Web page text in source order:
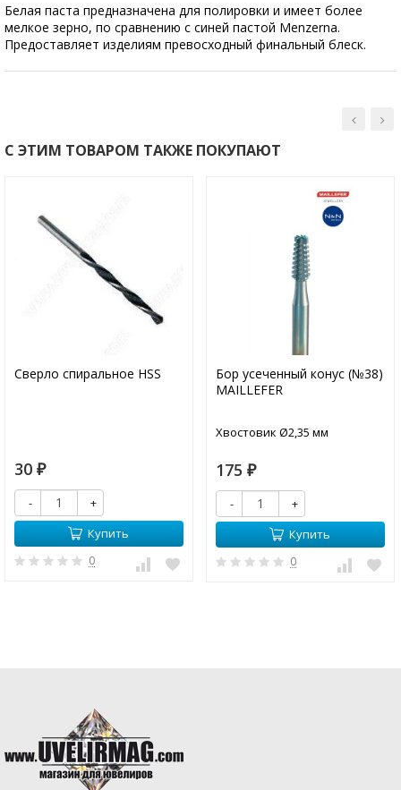
Белая паста предназначена для полировки и имеет более
мелкое зерно, по сравнению с синей пастой Menzerna.
Предоставляет изделиям превосходный финальный блеск.
С ЭТИМ ТОВАРОМ ТАКЖЕ ПОКУПАЮТ
Сверло спиральное HSS
30 ₽
-
+
Купить
0
Бор усеченный конус (№38)
MAILLEFER
Хвостовик Ø2,35 мм
175 ₽
-
+
Купить
0